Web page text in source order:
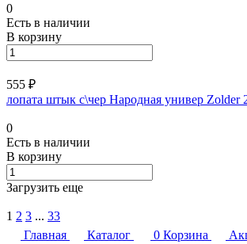
0
Есть в наличии
В корзину
555 ₽
лопата штык с\чер Народная универ Zolder
0
Есть в наличии
В корзину
Загрузить еще
1 2 3 ... 33
Главная
Каталог 0 Корзина